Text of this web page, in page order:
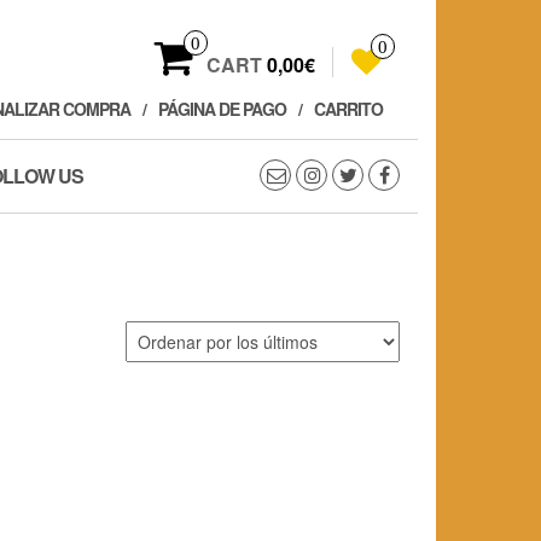
0
CART0,00€
0
COMPRA PÁGINA DE PAGO CARRITO
US